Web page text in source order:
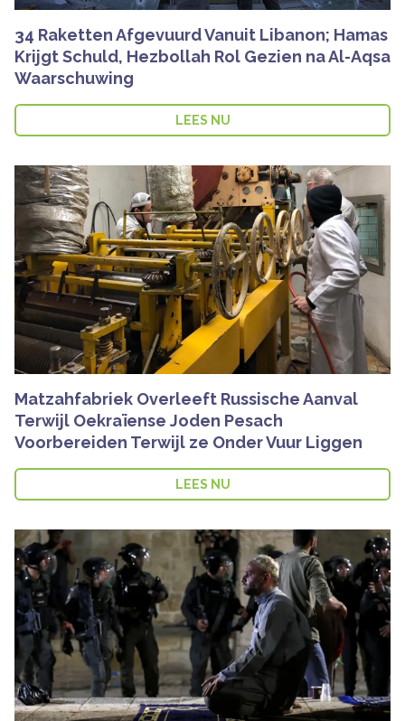
34 Raketten Afgevuurd Vanuit Libanon; Hamas
Krijgt Schuld, Hezbollah Rol Gezien na Al-Aqsa
Waarschuwing
LEES NU
Matzahfabriek Overleeft Russische Aanval
Terwijl Oekraïense Joden Pesach
Voorbereiden Terwijl ze Onder Vuur Liggen
LEES NU